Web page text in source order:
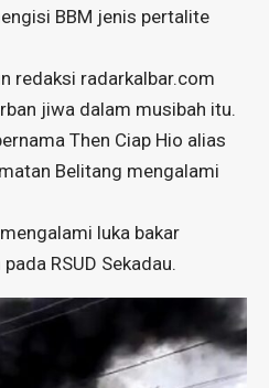
BBM jenis pertalite
redaksi radarkalbar.com
jiwa dalam musibah itu.
Then Ciap Hio alias
Belitang mengalami
luka bakar
RSUD Sekadau.